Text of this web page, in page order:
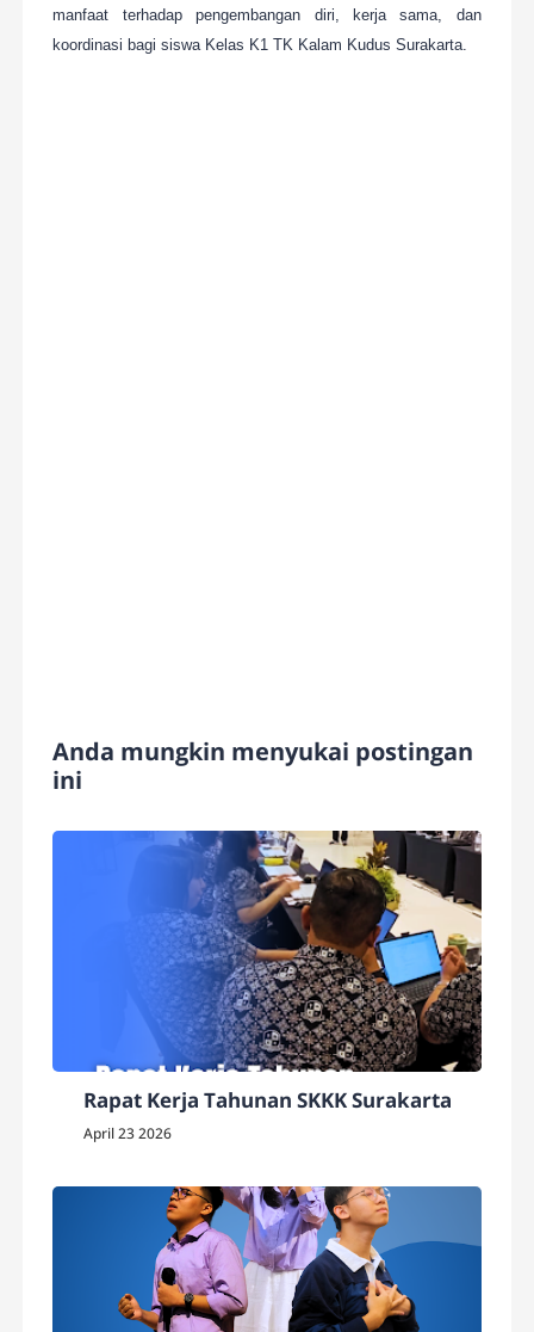
manfaat terhadap pengembangan diri, kerja sama, dan
koordinasi bagi siswa Kelas K1 TK Kalam Kudus Surakarta.
Anda mungkin menyukai postingan
ini
Rapat Kerja Tahunan SKKK Surakarta
April 23 2026